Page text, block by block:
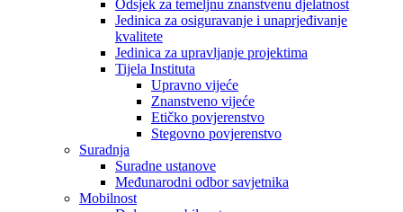
Odsjek za temeljnu znanstvenu djelatnost
Jedinica za osiguravanje i unaprjeđivanje
kvalitete
Jedinica za upravljanje projektima
Tijela Instituta
Upravno vijeće
Znanstveno vijeće
Etičko povjerenstvo
Stegovno povjerenstvo
Suradnja
Suradne ustanove
Međunarodni odbor savjetnika
Mobilnost